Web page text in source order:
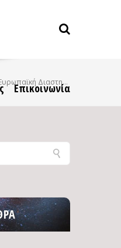
Επικοινωνία
Tag: Ευρωπαϊκή Διαστημική Υπηρεσία